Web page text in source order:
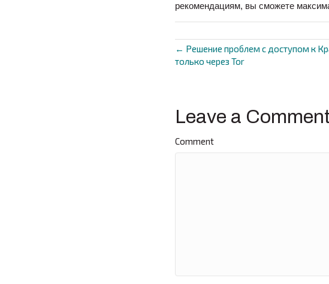
рекомендациям, вы сможете
Posts
← Решение проблем с доступом к
только через Tor
Leave a Comment
Comment